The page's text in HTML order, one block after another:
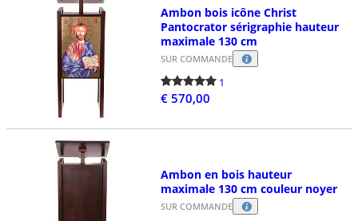
Ambon bois icône Christ
Pantocrator sérigraphie hauteur
maximale 130 cm
SUR COMMANDE
1
€ 570,00
Ambon en bois hauteur
maximale 130 cm couleur noyer
SUR COMMANDE